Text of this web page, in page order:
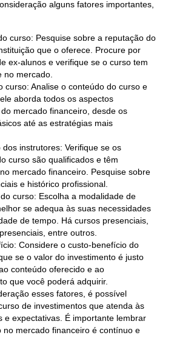
alguns fatores importantes,
curso: Pesquise sobre a reputação do
que o oferece. Procure por
ex-alunos e verifique se o curso tem
no mercado.
curso: Analise o conteúdo do curso e
aborda todos os aspectos
mercado financeiro, desde os
até as estratégias mais
dos instrutores: Verifique se os
curso são qualificados e têm
mercado financeiro. Pesquise sobre
e histórico profissional.
curso: Escolha a modalidade de
se adequa às suas necessidades
de tempo. Há cursos presenciais,
entre outros.
: Considere o custo-benefício do
se o valor do investimento é justo
conteúdo oferecido e ao
que você poderá adquirir.
esses fatores, é possível
de investimentos que atenda às
e expectativas. É importante lembrar
no mercado financeiro é contínuo e